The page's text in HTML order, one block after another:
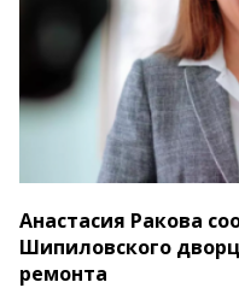
Анастасия Ракова
Шипиловского
ремонта